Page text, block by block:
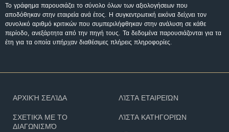
Το γράφημα παρουσιάζει το σύνολο όλων των αξιολογήσεων που
αποδόθηκαν στην εταιρεία ανά έτος. Η συγκεντρωτική εικόνα δείχνει τον
συνολικό αριθμό κριτικών που συμπεριλήφθηκαν στην ανάλυση σε κάθε
περίοδο, ανεξάρτητα από την πηγή τους. Τα δεδομένα παρουσιάζονται για τα
έτη για τα οποία υπήρχαν διαθέσιμες πλήρεις πληροφορίες.
ΑΡΧΙΚΉ ΣΕΛΊΔΑ
ΣΧΕΤΙΚΆ ΜΕ ΤΟ
ΔΙΑΓΩΝΙΣΜΌ
ΛΊΣΤΑ ΕΤΑΙΡΕΙΏΝ
ΛΊΣΤΑ ΚΑΤΗΓΟΡΙΏΝ